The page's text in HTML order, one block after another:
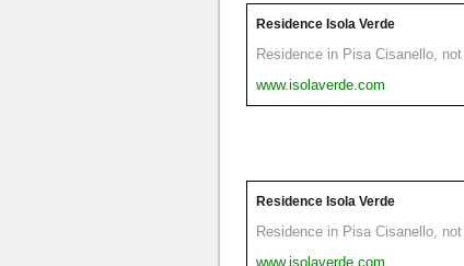
Residence Isola Verde
Residence in Pisa Cisanello,
www.isolaverde.com
Residence Isola Verde
Residence in Pisa Cisanello,
www.isolaverde.com